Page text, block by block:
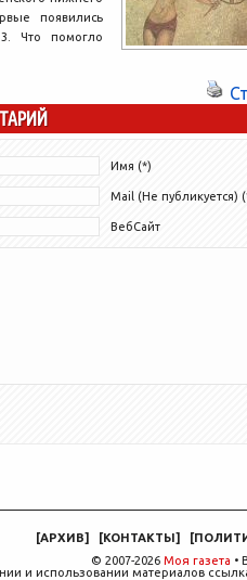
появились
Что помогло
Имя (*)
Mail (Не публикуется)
ВебСайт
[АРХИВ] [КОНТАКТЫ] [
© 2007-2026 Моя газета •
и использовании материалов